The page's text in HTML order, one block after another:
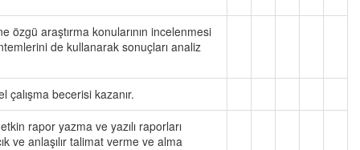
araştırma konularının incelenmesi
de kullanarak sonuçları analiz
çalışma becerisi kazanır.
rapor yazma ve yazılı raporları
ve anlaşılır talimat verme ve alma